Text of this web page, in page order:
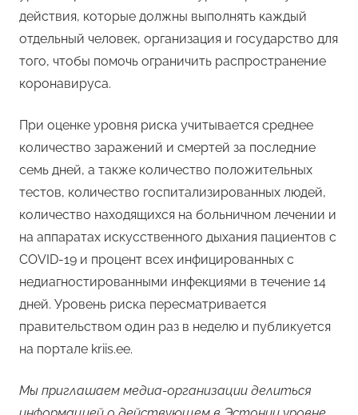
действия, которые должны выполнять каждый
отдельный человек, организация и государство для
того, чтобы помочь ограничить распространение
коронавируса.
При оценке уровня риска учитывается среднее
количество заражений и смертей за последние
семь дней, а также количество положительных
тестов, количество госпитализированных людей,
количество находящихся на больничном лечении и
на аппаратах искусственного дыхания пациентов с
COVID-19 и процент всех инфицированных с
недиагностированными инфекциями в течение 14
дней. Уровень риска пересматривается
правительством один раз в неделю и публикуется
на портале kriis.ee.
Мы приглашаем медиа-организации делиться